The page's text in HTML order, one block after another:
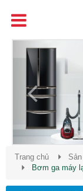
Previous
Trang chủ
Bơm ga máy